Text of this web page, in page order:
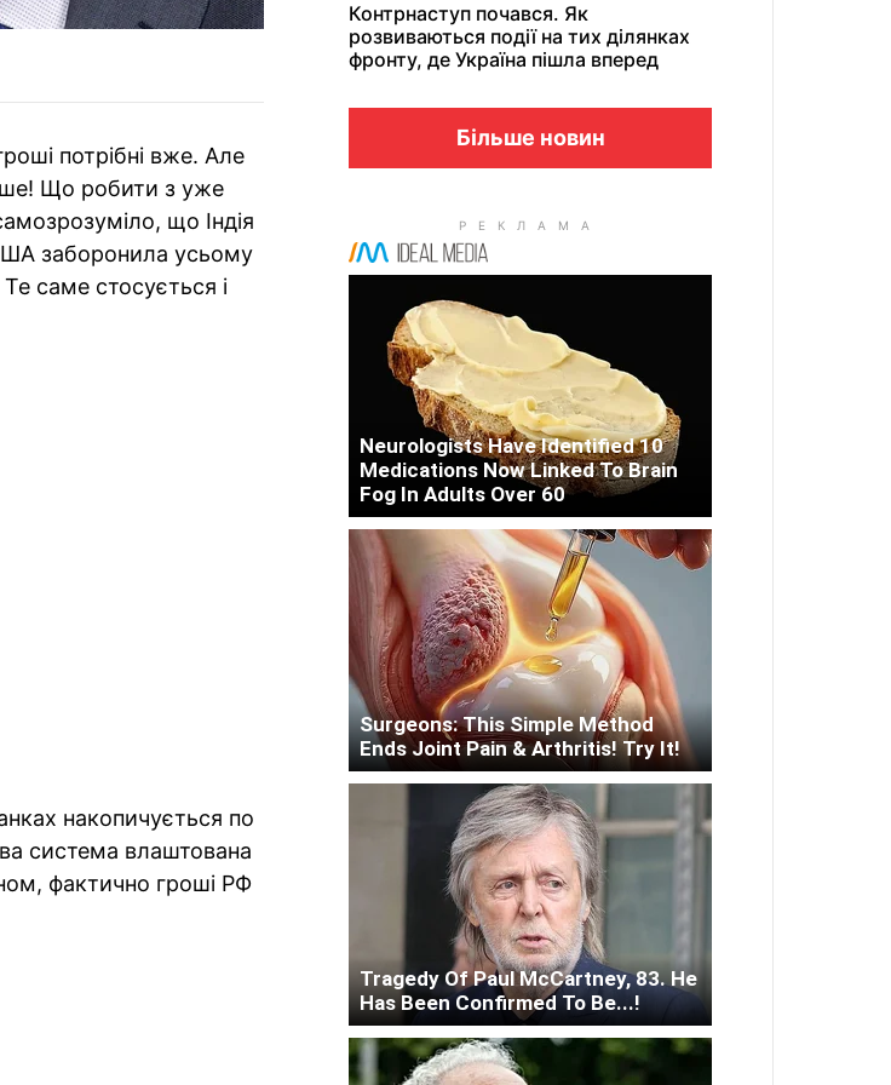
потрібні вже. Але
Що робити з yже
що Індія
заборонила усьому
саме стосується і
накопичується по
система влаштована
фактично гроші РФ
Контрнаступ почався. Як
розвиваються події на тих ділянках
фронту, де Україна пішла вперед
Більше новин
Neurologists Have Identified 10
Medications Now Linked To Brain
Fog In Adults Over 60
Surgeons: This Simple Method
Ends Joint Pain & Arthritis! Try It!
Tragedy Of Paul McCartney, 83. He
Has Been Confirmed To Be...!